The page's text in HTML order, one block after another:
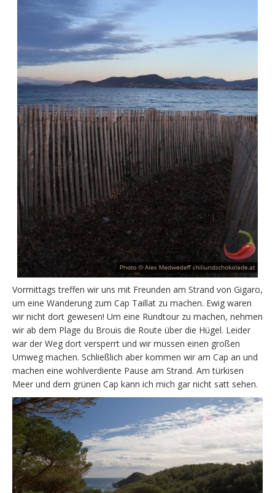
Vormittags treffen wir uns mit Freunden am Strand von Gigaro,
um eine Wanderung zum Cap Taillat zu machen. Ewig waren
wir nicht dort gewesen! Um eine Rundtour zu machen, nehmen
wir ab dem Plage du Brouis die Route über die Hügel. Leider
war der Weg dort versperrt und wir müssen einen großen
Umweg machen. Schließlich aber kommen wir am Cap an und
machen eine wohlverdiente Pause am Strand. Am türkisen
Meer und dem grünen Cap kann ich mich gar nicht satt sehen.